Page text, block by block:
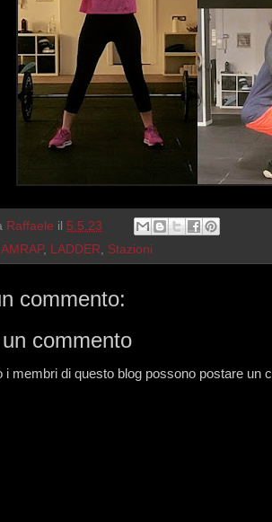
Raffaele il 5.5.23
AMRAP, LADDER, Stazioni
commento:
commento
i membri di questo blog possono postare un